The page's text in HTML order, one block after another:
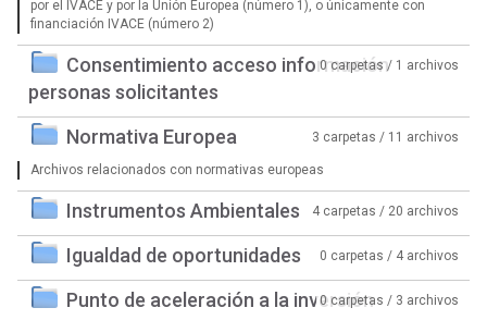
por el IVACE y por la Unión Europea (número 1), o únicamente con
financiación IVACE (número 2)
Consentimiento acceso información
personas solicitantes
0 carpetas / 1 archivos
Normativa Europea 3 carpetas / 11 archivos
Archivos relacionados con normativas europeas
Instrumentos Ambientales 4 carpetas / 20 archivos
Igualdad de oportunidades 0 carpetas / 4 archivos
Punto de aceleración a la inversión0 carpetas / 3 archivos